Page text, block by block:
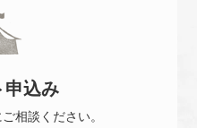
申込み
ご相談ください。